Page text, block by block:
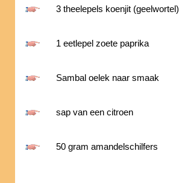
3 theelepels koenjit (geelwortel)
1 eetlepel zoete paprika
Sambal oelek naar smaak
sap van een citroen
50 gram amandelschilfers